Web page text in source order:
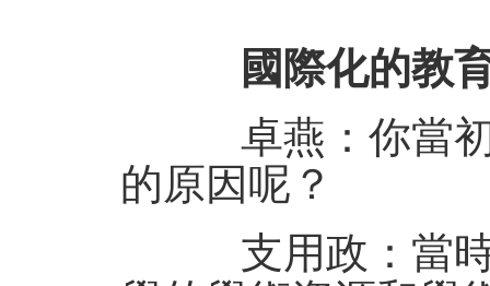
國際化的教
卓燕：你當初
的原因呢？
支用政：當時